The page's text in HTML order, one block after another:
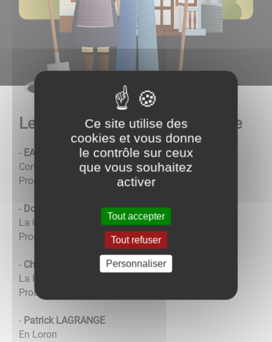
Les agriculteurs de la commune
- EARL de Command (Didier LACROZE)
Command
Production : Bovins allaitants et ovins
- Dominique FAULIN
La Grande Bussière
Production : Bovins allaitants
- Chantal LAGRANGE
La Petite Bussière
Production : Bovins allaitants
- Patrick LAGRANGE
En Loron
Ce site utilise des
cookies et vous donne
le contrôle sur ceux
que vous souhaitez
activer
Tout accepter
Tout refuser
Personnaliser